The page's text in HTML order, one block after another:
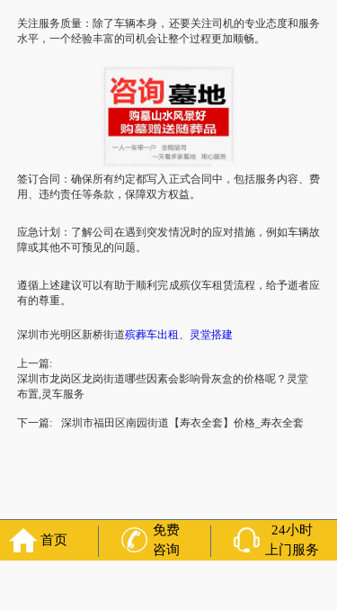
关注服务质量：除了车辆本身，还要关注司机的专业态度和服务
水平，一个经验丰富的司机会让整个过程更加顺畅。
签订合同：确保所有约定都写入正式合同中，包括服务内容、费
用、违约责任等条款，保障双方权益。
应急计划：了解公司在遇到突发情况时的应对措施，例如车辆故
障或其他不可预见的问题。
遵循上述建议可以有助于顺利完成殡仪车租赁流程，给予逝者应
有的尊重。
深圳市光明区新桥街道殡葬车出租 灵堂搭建
上一篇:
深圳市龙岗区龙岗街道哪些因素会影响骨灰盒的价格呢？灵堂
布置,灵车服务
下一篇: 深圳市福田区南园街道【寿衣全套】价格_寿衣全套
友情链接： 殡葬服务 苏州丧葬公司 石家庄殡葬一条龙长沙殡
首页
免费
咨询
24小时
上门服务